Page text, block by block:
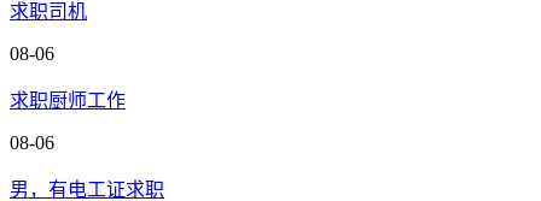
求职司机
08-06
求职厨师工作
08-06
男，有电工证求职